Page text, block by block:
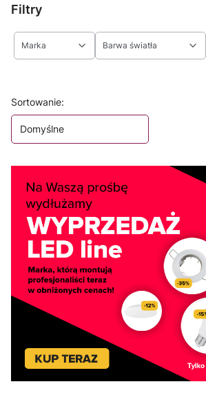
Filtry
Marka Barwa światła
Lista produktów
Sortowanie:
Domyślne